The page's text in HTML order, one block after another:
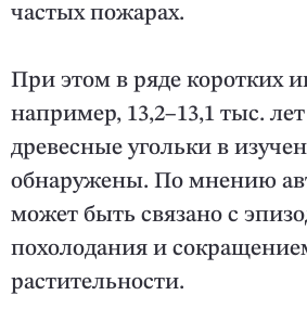
частых пожарах.
При этом в ряде коротких
например, 13,2–13,1 тыс.
древесные угольки в
обнаружены. По мнению
может быть связано с
похолодания и
растительности.